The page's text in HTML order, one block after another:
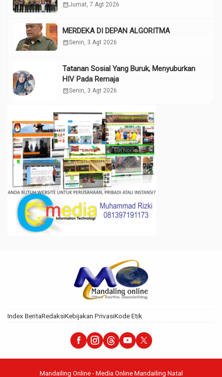
calendar_monthJumat, 7 Agt 2026
MERDEKA DI DEPAN ALGORITMA
calendar_monthSenin, 3 Agt 2026
Tatanan Sosial Yang Buruk, Menyuburkan
HIV Pada Remaja
calendar_monthSenin, 3 Agt 2026
Index BeritaRedaksiKebijakan PrivasiKode Etik
Mandailing Online - Media Online Mandailing Natal